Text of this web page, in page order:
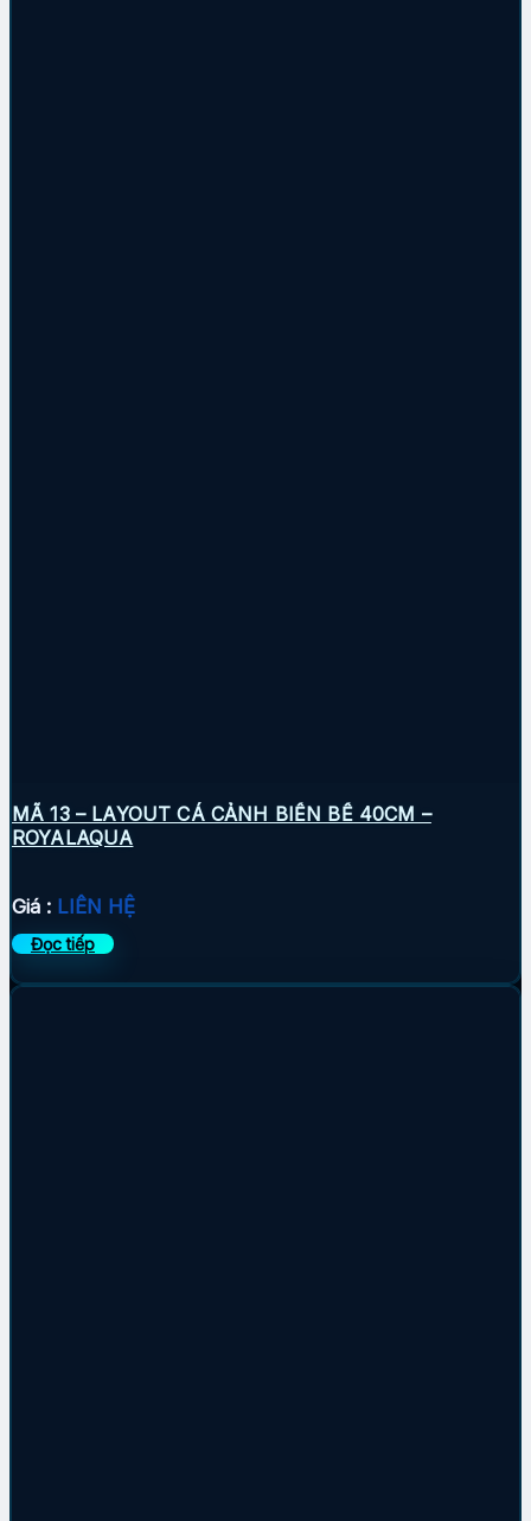
MÃ 13 – LAYOUT CÁ CẢNH BIỂN BỂ 40CM –
ROYALAQUA
Giá : LIÊN HỆ
Đọc tiếp